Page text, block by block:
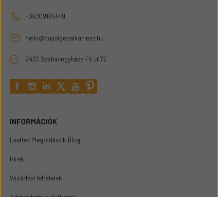
+36309165449
hello@papaigepalkatresz.hu
2432 Szabadegyháza Fő út 72
INFORMÁCIÓK
Leaftec Megoldások Blog
Hírek
Vásárlási feltételek